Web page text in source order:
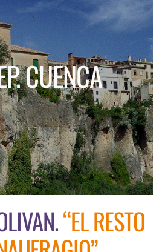
DANCE FESTIVAL
CUENCA
“EL RESTO